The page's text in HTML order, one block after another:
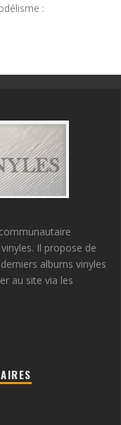
:
Il propose de
albums vinyles
au site via les